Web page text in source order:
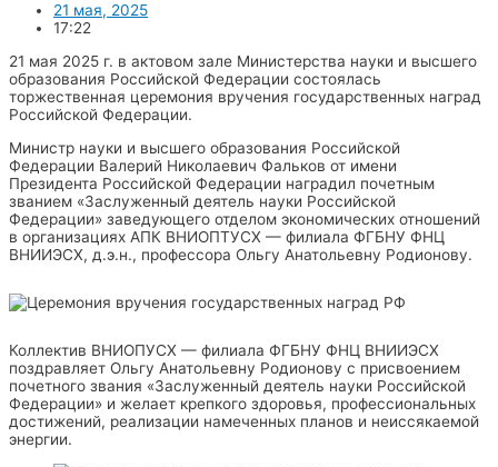
21 мая, 2025
17:22
21 мая 2025 г. в актовом зале Министерства науки и высшего
образования Российской Федерации состоялась
торжественная церемония вручения государственных наград
Российской Федерации.
Министр науки и высшего образования Российской
Федерации Валерий Николаевич Фальков от имени
Президента Российской Федерации наградил почетным
званием «Заслуженный деятель науки Российской
Федерации» заведующего отделом экономических отношений
в организациях АПК ВНИОПТУСХ — филиала ФГБНУ ФНЦ
ВНИИЭСХ, д.э.н., профессора Ольгу Анатольевну Родионову.
Коллектив ВНИОПУСХ — филиала ФГБНУ ФНЦ ВНИИЭСХ
поздравляет Ольгу Анатольевну Родионову с присвоением
почетного звания «Заслуженный деятель науки Российской
Федерации» и желает крепкого здоровья, профессиональных
достижений, реализации намеченных планов и неиссякаемой
энергии.